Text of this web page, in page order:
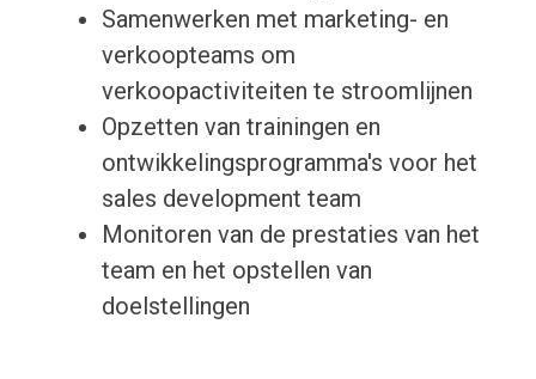
Samenwerken met marketing- en
verkoopteams om
verkoopactiviteiten te stroomlijnen
Opzetten van trainingen en
ontwikkelingsprogramma's voor het
sales development team
Monitoren van de prestaties van het
team en het opstellen van
doelstellingen